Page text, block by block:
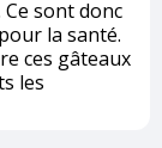
Ce sont donc
la santé.
ces gâteaux
les